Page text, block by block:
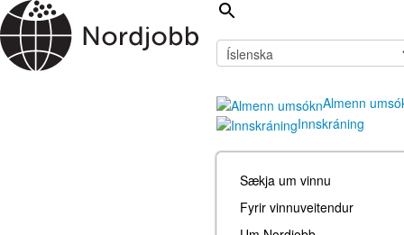
Almenn
Innskráning
Sækja um vinnu
Fyrir vinnuveitendur